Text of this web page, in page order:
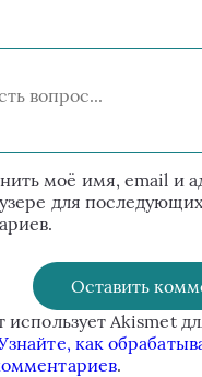
моё имя, email и
для
использует Akismet
как
.